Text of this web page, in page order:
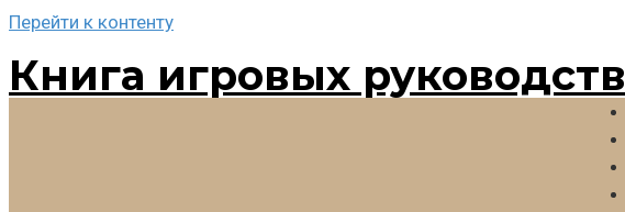
Перейти к контенту
Книга игровых руководств